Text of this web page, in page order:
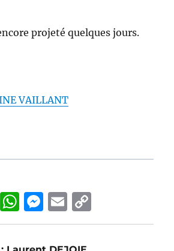
projeté quelques jours.
VAILLANT
Li W
h
M
e
ss
E
m
ai
o